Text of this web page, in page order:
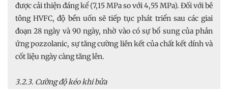
được cải thiện đáng kể (7,15 MPa so với 4,55 MPa). Đối với bê
tông HVFC, độ bền uốn sẽ tiếp tục phát triển sau các giai
đoạn 28 ngày và 90 ngày, nhờ vào có sự bổ sung của phản
ứng pozzolanic, sự tăng cường liên kết của chất kết dính và
cốt liệu ngày càng tăng lên.
3.2.3. Cường độ kéo khi bửa